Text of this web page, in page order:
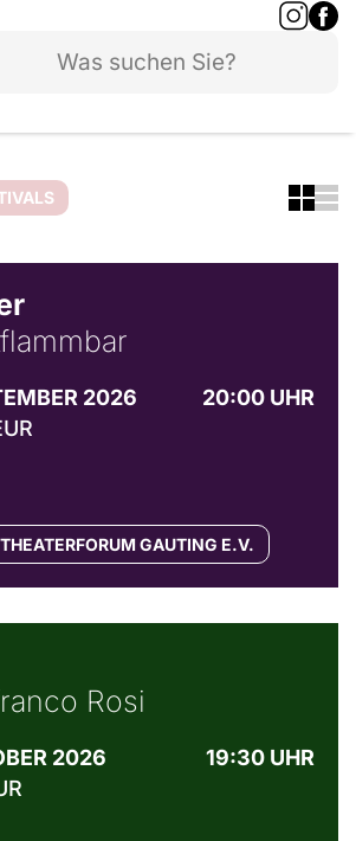
2026
20:00 UHR
THEATERFORUM GAUTING E.V.
Rosi
2026
19:30 UHR